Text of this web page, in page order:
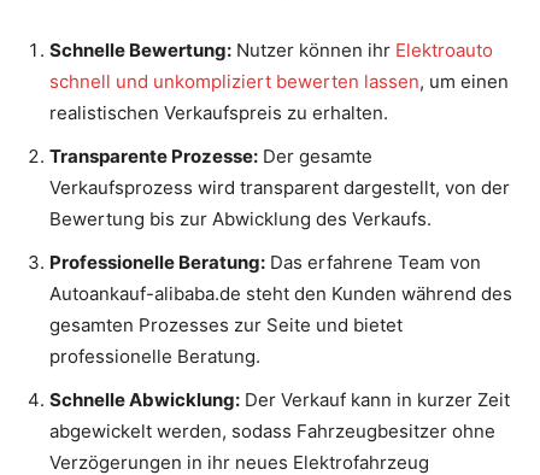
Schnelle Bewertung: Nutzer können ihr Elektroauto
schnell und unkompliziert bewerten lassen, um einen
realistischen Verkaufspreis zu erhalten.
Transparente Prozesse: Der gesamte
Verkaufsprozess wird transparent dargestellt, von der
Bewertung bis zur Abwicklung des Verkaufs.
Professionelle Beratung: Das erfahrene Team von
Autoankauf-alibaba.de steht den Kunden während des
gesamten Prozesses zur Seite und bietet
professionelle Beratung.
Schnelle Abwicklung: Der Verkauf kann in kurzer Zeit
abgewickelt werden, sodass Fahrzeugbesitzer ohne
Verzögerungen in ihr neues Elektrofahrzeug